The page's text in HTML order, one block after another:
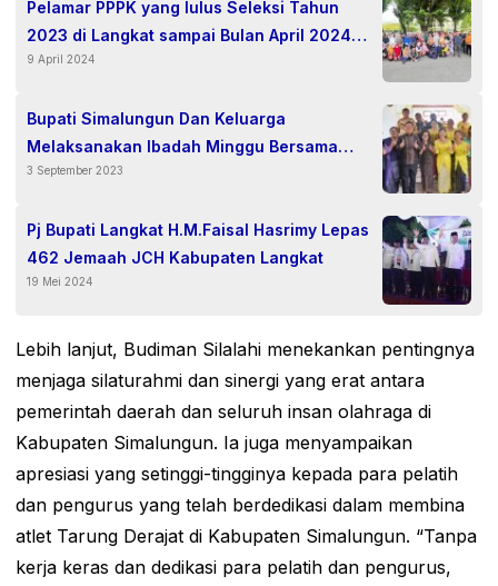
Pelamar PPPK yang lulus Seleksi Tahun
2023 di Langkat sampai Bulan April 2024
belum terima SK pengangkatan.
9 April 2024
Bupati Simalungun Dan Keluarga
Melaksanakan Ibadah Minggu Bersama
Jemaat GKPS Huta Baru Resort Raya Huluan.
3 September 2023
Pj Bupati Langkat H.M.Faisal Hasrimy Lepas
462 Jemaah JCH Kabupaten Langkat
19 Mei 2024
Lebih lanjut, Budiman Silalahi menekankan pentingnya
menjaga silaturahmi dan sinergi yang erat antara
pemerintah daerah dan seluruh insan olahraga di
Kabupaten Simalungun. Ia juga menyampaikan
apresiasi yang setinggi-tingginya kepada para pelatih
dan pengurus yang telah berdedikasi dalam membina
atlet Tarung Derajat di Kabupaten Simalungun. “Tanpa
kerja keras dan dedikasi para pelatih dan pengurus,